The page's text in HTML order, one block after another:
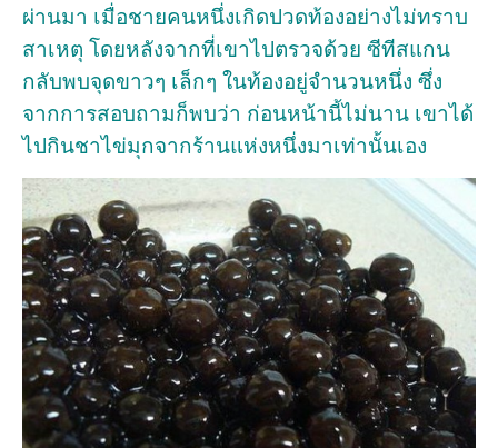
ผ่านมา เมื่อชายคนหนึ่งเกิดปวดท้องอย่างไม่ทราบ
สาเหตุ โดยหลังจากที่เขาไปตรวจด้วย ซีทีสแกน
กลับพบจุดขาวๆ เล็กๆ ในท้องอยู่จำนวนหนึ่ง ซึ่ง
จากการสอบถามก็พบว่า ก่อนหน้านี้ไม่นาน เขาได้
ไปกินชาไข่มุกจากร้านแห่งหนึ่งมาเท่านั้นเอง